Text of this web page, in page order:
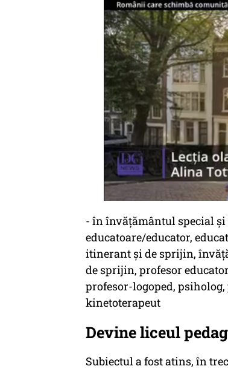
- în învăţământul special
educatoare/educator,
itinerant şi de sprijin,
de sprijin, profesor
profesor-logoped,
kinetoterapeut
Devine liceul
Subiectul a fost atins, în